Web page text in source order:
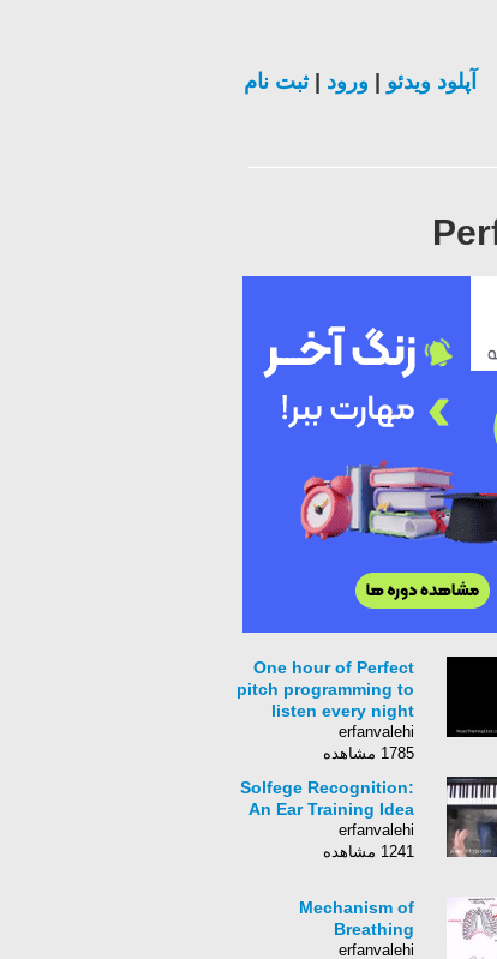
آپلود ویدئو ورود |ثبت نام
One hour of Perfect
pitch programming to
listen every night
erfanvalehi
1785 مشاهده
Solfege Recognition:
An Ear Training Idea
erfanvalehi
1241 مشاهده
Mechanism of
Breathing
erfanvalehi